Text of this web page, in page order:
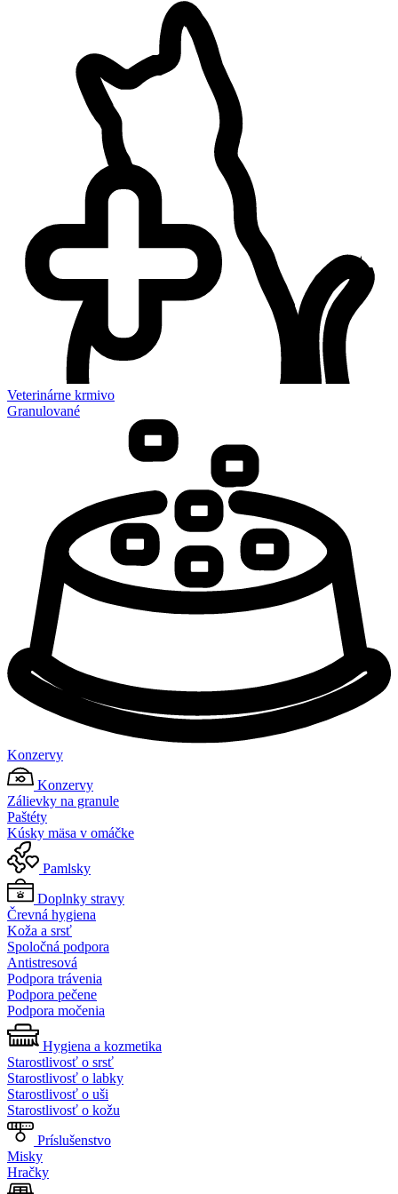
Veterinárne krmivo
Granulované
Konzervy
Konzervy
Zálievky na granule
Paštéty
Kúsky mäsa v omáčke
Pamlsky
Doplnky stravy
Črevná hygiena
Koža a srsť
Spoločná podpora
Antistresová
Podpora trávenia
Podpora pečene
Podpora močenia
Hygiena a kozmetika
Starostlivosť o srsť
Starostlivosť o labky
Starostlivosť o uši
Starostlivosť o kožu
Príslušenstvo
Misky
Hračky